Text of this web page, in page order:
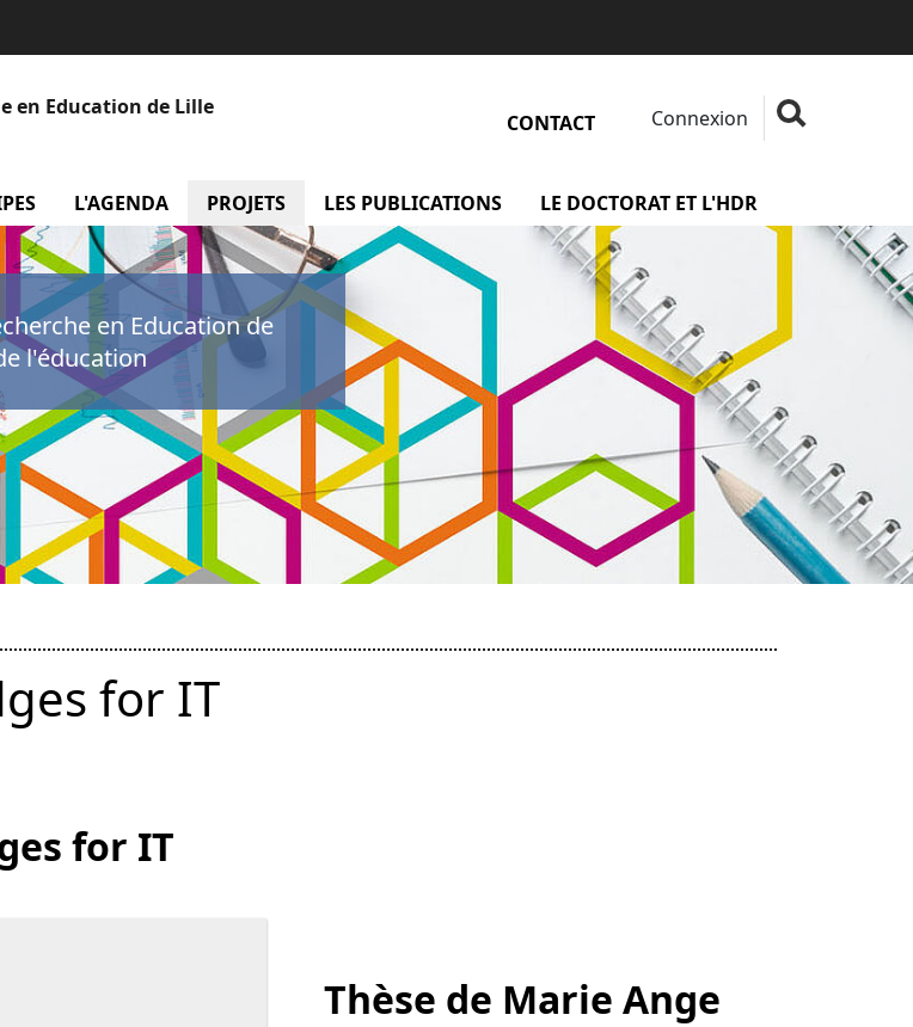
en Education de Lille
CONTACT Connexion Rechercher
Fermer la
menu Les équipes
L'AGENDA menu L'agenda
PROJETS menu Projets
LES PUBLICATIONS menu Les publications
LE DOCTORAT ET L'HDR
en Education de
l'éducation
for IT
for IT
Thèse de Marie Ange